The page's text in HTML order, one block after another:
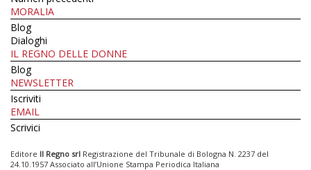
MORALIA
Blog
Dialoghi
IL REGNO DELLE DONNE
Blog
NEWSLETTER
Iscriviti
EMAIL
Scrivici
Editore Il Regno srl Registrazione del Tribunale di Bologna N. 2237 del
24.10.1957 Associato all’Unione Stampa Periodica Italiana